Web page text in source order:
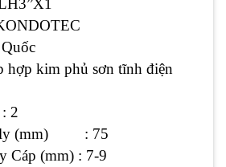
hợp kim phủ sơn tĩnh điện
2
(mm) : 75
Cáp (mm) : 7-9